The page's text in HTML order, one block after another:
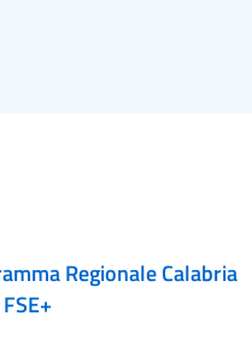
Regionale Calabria